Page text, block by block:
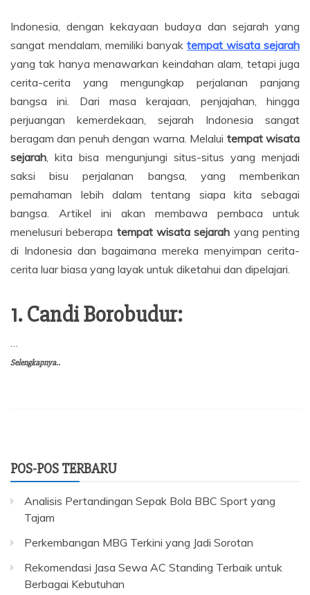
Indonesia, dengan kekayaan budaya dan sejarah yang
sangat mendalam, memiliki banyak tempat wisata sejarah
yang tak hanya menawarkan keindahan alam, tetapi juga
cerita-cerita yang mengungkap perjalanan panjang
bangsa ini. Dari masa kerajaan, penjajahan, hingga
perjuangan kemerdekaan, sejarah Indonesia sangat
beragam dan penuh dengan warna. Melalui tempat wisata
sejarah, kita bisa mengunjungi situs-situs yang menjadi
saksi bisu perjalanan bangsa, yang memberikan
pemahaman lebih dalam tentang siapa kita sebagai
bangsa. Artikel ini akan membawa pembaca untuk
menelusuri beberapa tempat wisata sejarah yang penting
di Indonesia dan bagaimana mereka menyimpan cerita-
cerita luar biasa yang layak untuk diketahui dan dipelajari.
1. Candi Borobudur:
…
Selengkapnya..
POS-POS TERBARU
Analisis Pertandingan Sepak Bola BBC Sport yang
Tajam
Perkembangan MBG Terkini yang Jadi Sorotan
Rekomendasi Jasa Sewa AC Standing Terbaik untuk
Berbagai Kebutuhan